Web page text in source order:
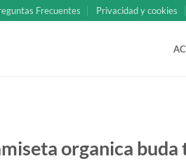
Frecuentes Privacidad y cookies
organica buda